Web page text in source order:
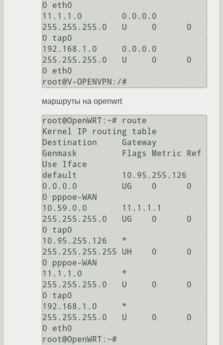
0 eth0
11.1.1.0        0.0.0.0
255.255.255.0   U     0      0
0 tap0
192.168.1.0     0.0.0.0
255.255.255.0   U     0      0
0 eth0
root@V-OPENVPN:/#
маршруты на openwrt
root@OpenWRT:~# route
Kernel IP routing table
Destination     Gateway
Genmask         Flags Metric Ref
Use Iface
default         10.95.255.126
0.0.0.0         UG    0      0
0 pppoe-WAN
10.59.0.0       11.1.1.1
255.255.255.0   UG    0      0
0 tap0
10.95.255.126   *
255.255.255.255 UH    0      0
0 pppoe-WAN
11.1.1.0        *
255.255.255.0   U     0      0
0 tap0
192.168.1.0     *
255.255.255.0   U     0      0
0 eth0
root@OpenWRT:~#